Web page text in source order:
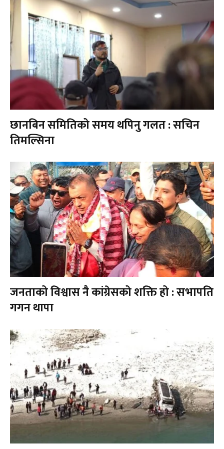
छानबिन समितिको समय थपिनु गलत : सचिन
तिमल्सिना
जनताको विश्वास नै कांग्रेसको शक्ति हो : सभापति
गगन थापा